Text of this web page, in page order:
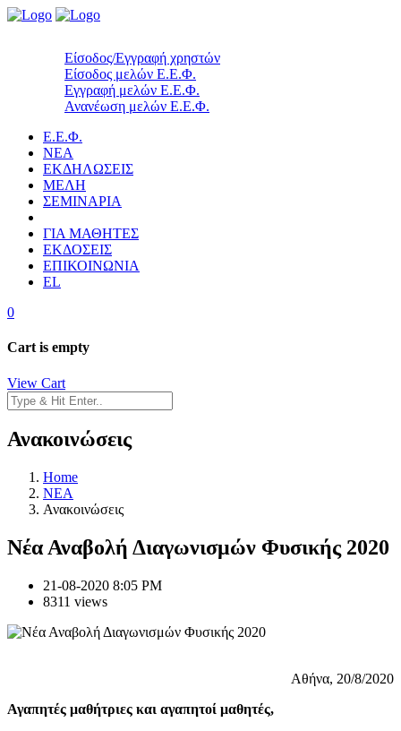
Είσοδος/Εγγραφή χρηστών
Είσοδος μελών Ε.Ε.Φ.
Εγγραφή μελών Ε.Ε.Φ.
Ανανέωση μελών Ε.Ε.Φ.
Ε.Ε.Φ.
ΝΕΑ
ΕΚΔΗΛΩΣΕΙΣ
ΜΕΛΗ
ΣΕΜΙΝΑΡΙΑ
ΓΙΑ ΜΑΘΗΤΕΣ
ΕΚΔΟΣΕΙΣ
ΕΠΙΚΟΙΝΩΝΙΑ
EL
0
Cart is empty
View Cart
Ανακοινώσεις
Home
NEA
Ανακοινώσεις
Νέα Αναβολή Διαγωνισμών Φυσικής 2020
21-08-2020 8:05 PM
8311 views
Αθήνα, 20/8/2020
Αγαπητές μαθήτριες και αγαπητοί μαθητές,